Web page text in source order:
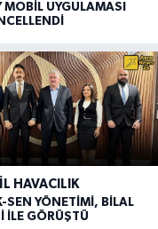
MOBİL UYGULAMASI
HAVACILIK
SEN YÖNETİMİ, BİLAL
İLE GÖRÜŞTÜ